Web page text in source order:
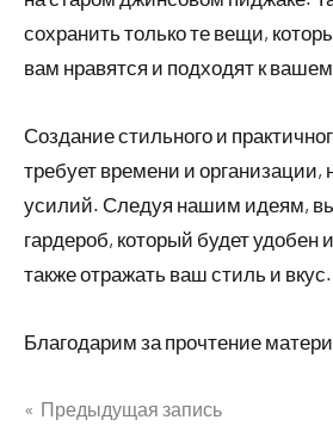
сохранить только те вещи,
вам нравятся и подходят к
Создание стильного и
требует времени и организации,
усилий. Следуя нашим идеям,
гардероб, который будет удобен
также отражать ваш стиль и вкус.
Благодарим за прочтение
Предыдущая запись